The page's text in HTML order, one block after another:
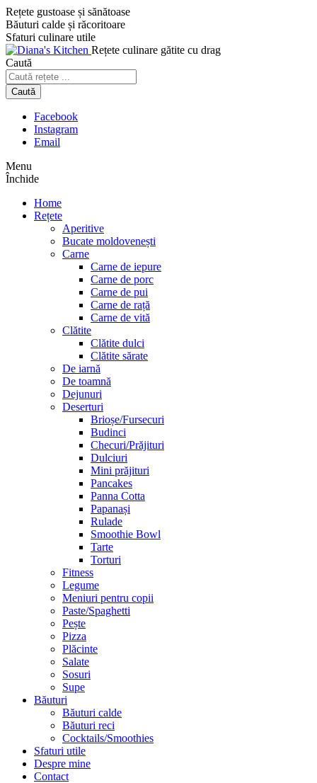
Sari
la
conținut
Rețete gustoase și sănătoase
Băuturi calde și răcoritoare
Sfaturi culinare utile
Rețete culinare gătite cu drag
Caută
Caută
Caută
Facebook
Instagram
Email
Menu
Închide
Home
Rețete
Aperitive
Bucate moldovenești
Carne
Carne de iepure
Carne de porc
Carne de pui
Carne de rață
Carne de vită
Clătite
Clătite dulci
Clătite sărate
De iarnă
De toamnă
Dejunuri
Deserturi
Brioșe/Fursecuri
Budinci
Checuri/Prăjituri
Dulciuri
Mini prăjituri
Pancakes
Panna Cotta
Papanași
Rulade
Smoothie Bowl
Tarte
Torturi
Fitness
Legume
Meniuri pentru copii
Paste/Spaghetti
Pește
Pizza
Plăcinte
Salate
Sosuri
Supe
Băuturi
Băuturi calde
Băuturi reci
Cocktails/Smoothies
Sfaturi utile
Despre mine
Contact